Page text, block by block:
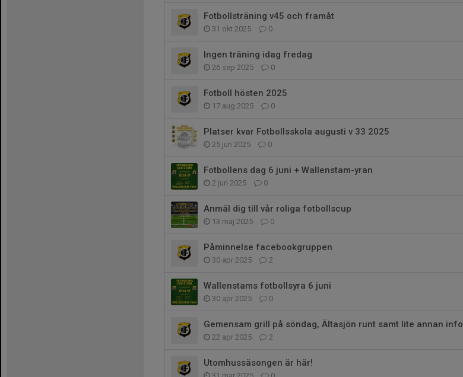
Fotbollsträning v45 och framåt
31 okt 2025 0
Ingen träning idag fredag
26 sep 2025 0
Fotboll hösten 2025
17 aug 2025 0
Platser kvar Fotbollsskola augusti v 33 2025
25 jun 2025 0
Fotbollens dag 6 juni + Wallenstam-yran
2 jun 2025 0
Anmäl dig till vår roliga fotbollscup
13 maj 2025 0
Påminnelse facebookgruppen
30 apr 2025 2
Wallenstams fotbollsyra 6 juni
30 apr 2025 0
Gemensam grill på söndag, Ältasjön runt samt lite annan info
22 apr 2025 2
Utomhussäsongen är här!